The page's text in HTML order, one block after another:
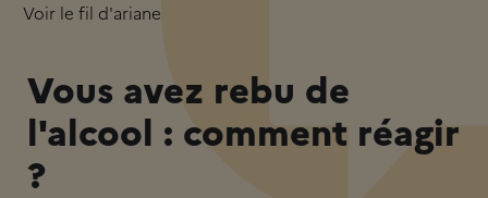
Voir le fil d'ariane
Vous avez rebu de
l'alcool : comment réagir
?